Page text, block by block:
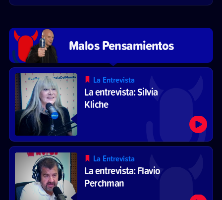
Malos Pensamientos
La Entrevista
La entrevista: Silvia
Kliche
La Entrevista
La entrevista: Flavio
Perchman